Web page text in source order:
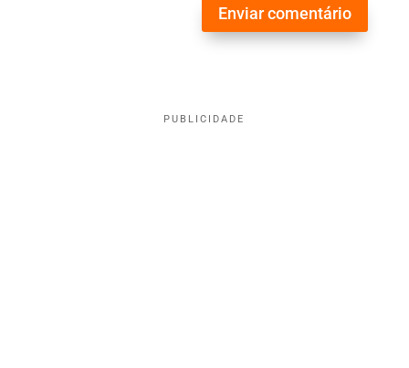
Enviar comentário
PUBLICIDADE